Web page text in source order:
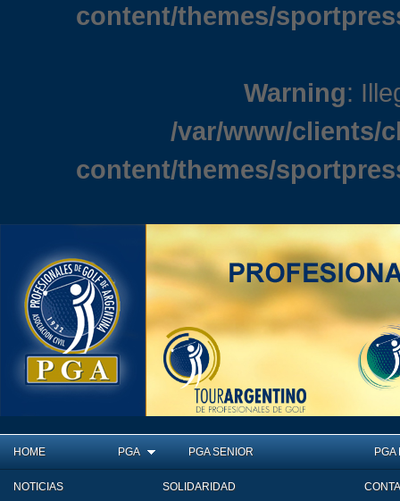
content/themes/
Warning:
/var/www/clients/
content/themes/
HOME PGA PGA SENIOR PGA
NOTICIAS SOLIDARIDAD